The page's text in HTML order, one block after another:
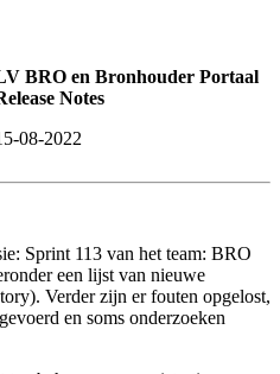
BRO en Bronhouder Portaal
Notes
08-2022
Sprint 113 van het team: BRO
een lijst van nieuwe
Verder zijn er fouten opgelost,
en soms onderzoeken